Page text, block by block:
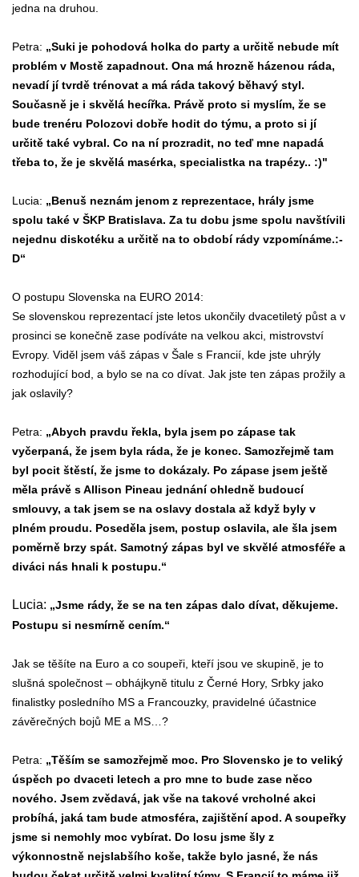
jedna na druhou.
Petra: „Suki je pohodová holka do party a určitě nebude mít
problém v Mostě zapadnout. Ona má hrozně házenou ráda,
nevadí jí tvrdě trénovat a má ráda takový běhavý styl.
Současně je i skvělá hecířka. Právě proto si myslím, že se
bude trenéru Polozovi dobře hodit do týmu, a proto si jí
určitě také vybral. Co na ní prozradit, no teď mne napadá
třeba to, že je skvělá masérka, specialistka na trapézy.. :)"
Lucia: „Benuš neznám jenom z reprezentace, hrály jsme
spolu také v ŠKP Bratislava. Za tu dobu jsme spolu navštívili
nejednu diskotéku a určitě na to období rády vzpomínáme.:-
D“
O postupu Slovenska na EURO 2014:
Se slovenskou reprezentací jste letos ukončily dvacetiletý půst a v
prosinci se konečně zase podíváte na velkou akci, mistrovství
Evropy. Viděl jsem váš zápas v Šale s Francií, kde jste uhrýly
rozhodující bod, a bylo se na co dívat. Jak jste ten zápas prožily a
jak oslavily?
Petra: „Abych pravdu řekla, byla jsem po zápase tak
vyčerpaná, že jsem byla ráda, že je konec. Samozřejmě tam
byl pocit štěstí, že jsme to dokázaly. Po zápase jsem ještě
měla právě s Allison Pineau jednání ohledně budoucí
smlouvy, a tak jsem se na oslavy dostala až když byly v
plném proudu. Poseděla jsem, postup oslavila, ale šla jsem
poměrně brzy spát. Samotný zápas byl ve skvělé atmosféře a
diváci nás hnali k postupu.“
Lucia: „Jsme rády, že se na ten zápas dalo dívat, děkujeme.
Postupu si nesmírně cením.“
Jak se těšíte na Euro a co soupeři, kteří jsou ve skupině, je to
slušná společnost – obhájkyně titulu z Černé Hory, Srbky jako
finalistky posledního MS a Francouzky, pravidelné účastnice
závěrečných bojů ME a MS…?
Petra: „Těším se samozřejmě moc. Pro Slovensko je to veliký
úspěch po dvaceti letech a pro mne to bude zase něco
nového. Jsem zvědavá, jak vše na takové vrcholné akci
probíhá, jaká tam bude atmosféra, zajištění apod. A soupeřky
jsme si nemohly moc vybírat. Do losu jsme šly z
výkonnostně nejslabšího koše, takže bylo jasné, že nás